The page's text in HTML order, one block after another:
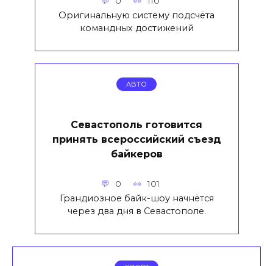
Оригинальную систему подсчёта
командных достижений
АВТО
Севастополь готовится
принять всероссийский съезд
байкеров
0 101
Грандиозное байк-шоу начнётся
через два дня в Севастополе.